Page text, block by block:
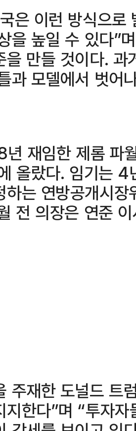
은 이런 방식으
을 높일 수 있다”
을 만들 것이다.
과 모델에서 벗어
년 재임한 제롬 파
올랐다. 임기는
하는 연방공개시
전 의장은 연준
주재한 도널드 트
지한다”며 “투자